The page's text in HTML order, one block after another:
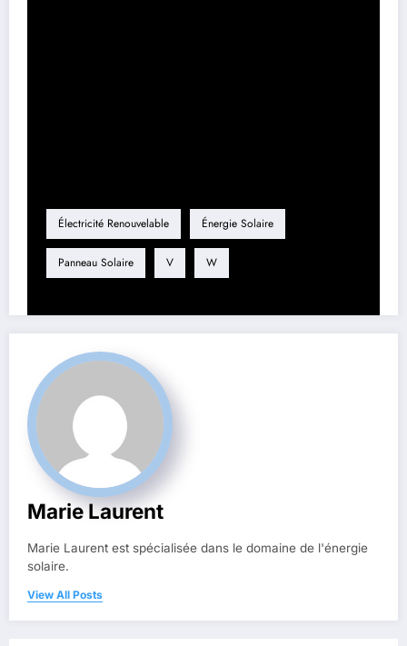
Électricité Renouvelable Énergie Solaire
Panneau Solaire V W
Marie Laurent
Marie Laurent est spécialisée dans le domaine de l'énergie
solaire.
View All Posts